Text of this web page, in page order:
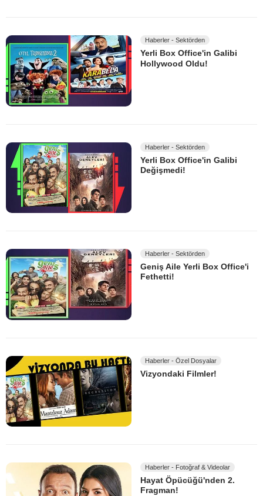
Haberler - Sektörden
Yerli Box Office'in Galibi
Hollywood Oldu!
Haberler - Sektörden
Yerli Box Office'in Galibi
Değişmedi!
Haberler - Sektörden
Geniş Aile Yerli Box Office'i
Fethetti!
Haberler - Özel Dosyalar
Vizyondaki Filmler!
Haberler - Fotoğraf & Videolar
Hayat Öpücüğü'nden 2.
Fragman!